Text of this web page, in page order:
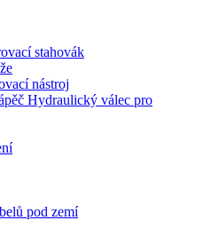
stahovák
nástroj
Hydraulický válec pro
pod zemí